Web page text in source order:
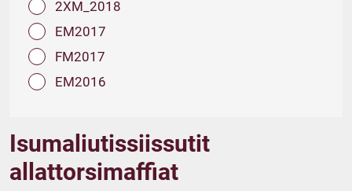
2XM_2018
EM2017
FM2017
EM2016
Isumaliutissiissutit
allattorsimaffiat